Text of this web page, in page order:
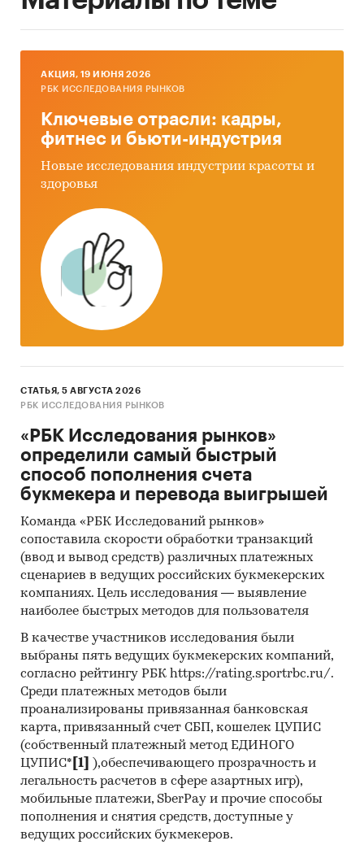
AКЦИЯ, 19 ИЮНЯ 2026
РБК ИССЛЕДОВАНИЯ РЫНКОВ
Ключевые отрасли: кадры,
фитнес и бьюти-индустрия
Новые исследования индустрии красоты и
здоровья
СТАТЬЯ, 5 АВГУСТА 2026
РБК ИССЛЕДОВАНИЯ РЫНКОВ
«РБК Исследования рынков»
определили самый быстрый
способ пополнения счета
букмекера и перевода выигрышей
Команда «РБК Исследований рынков»
сопоставила скорости обработки транзакций
(ввод и вывод средств) различных платежных
сценариев в ведущих российских букмекерских
компаниях. Цель исследования — выявление
наиболее быстрых методов для пользователя
В качестве участников исследования были
выбраны пять ведущих букмекерских компаний,
согласно рейтингу РБК https://rating.sportrbc.ru/.
Среди платежных методов были
проанализированы привязанная банковская
карта, привязанный счет СБП, кошелек ЦУПИС
(собственный платежный метод ЕДИНОГО
ЦУПИС* [1]
),обеспечивающего прозрачность и
легальность расчетов в сфере азартных игр),
мобильные платежи, SberPay и прочие способы
пополнения и снятия средств, доступные у
ведущих российских букмекеров.